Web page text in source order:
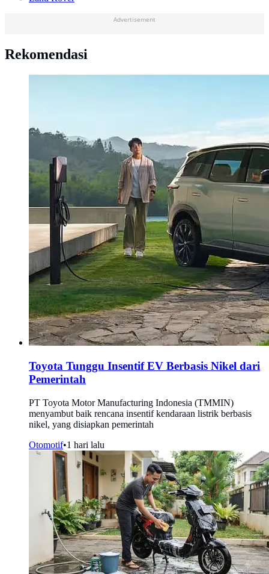
Advertisement
Rekomendasi
Toyota Tunggu Insentif EV Berbasis Nikel dari
Pemerintah
PT Toyota Motor Manufacturing Indonesia (TMMIN)
menyambut baik rencana insentif kendaraan listrik berbasis
nikel, yang disiapkan pemerintah
Otomotif•1 hari lalu